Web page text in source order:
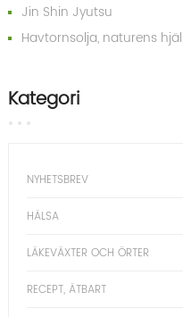
Jin Shin Jyutsu
Havtornsolja, naturens
Kategori
NYHETSBREV
HÄLSA
LÄKEVÄXTER OCH ÖRTER
RECEPT, ÄTBART